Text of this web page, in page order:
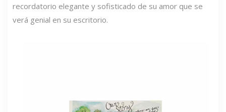
recordatorio elegante y sofisticado de su amor que se
verá genial en su escritorio.